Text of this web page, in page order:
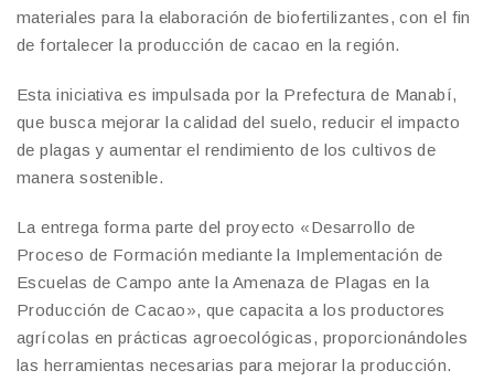
materiales para la elaboración de biofertilizantes, con el fin
de fortalecer la producción de cacao en la región.
Esta iniciativa es impulsada por la Prefectura de Manabí,
que busca mejorar la calidad del suelo, reducir el impacto
de plagas y aumentar el rendimiento de los cultivos de
manera sostenible.
La entrega forma parte del proyecto «Desarrollo de
Proceso de Formación mediante la Implementación de
Escuelas de Campo ante la Amenaza de Plagas en la
Producción de Cacao», que capacita a los productores
agrícolas en prácticas agroecológicas, proporcionándoles
las herramientas necesarias para mejorar la producción.